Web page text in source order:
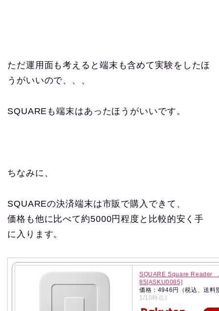
ただ運用面も考えると端末も含めて実験をしたほ
うがいいので、、、
SQUAREも端末はあったほうがいいです。
ちなみに、
SQUAREの決済端末は市販で購入できて、
価格も他に比べて約5000円程度と比較的安く手
に入ります。
SQUARE Square Reader
85[ASKU0085]
価格：4946円（税込、送料
1/10時点)